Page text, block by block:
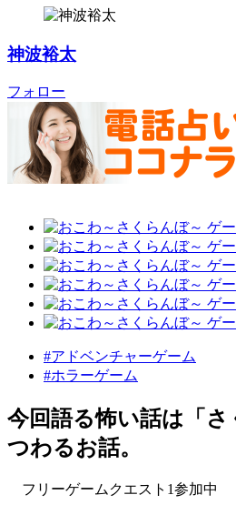
神波裕太
フォロー
#アドベンチャーゲーム
#ホラーゲーム
今回語る怖い話は「さ
つわるお話。
フリーゲームクエスト1参加中